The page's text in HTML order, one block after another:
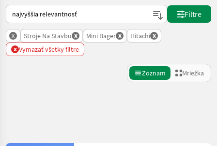
Takto sa vykonáva triedenie na Landwirt.com
Filtre
x Stroje Na Stavbu x Mini Bager x Hitachi x
x Vymazať všetky filtre
Zoznam Mriežka